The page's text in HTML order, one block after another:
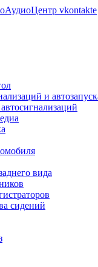
и
вида
сидений